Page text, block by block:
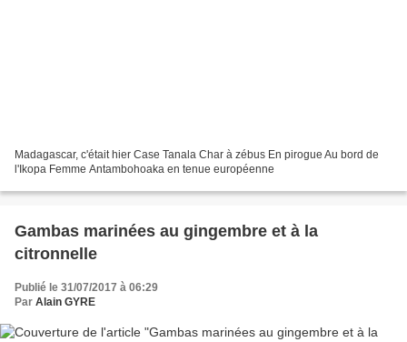
Madagascar, c'était hier Case Tanala Char à zébus En pirogue Au bord de
l'Ikopa Femme Antambohoaka en tenue européenne
Gambas marinées au gingembre et à la
citronnelle
Publié le 31/07/2017 à 06:29
Par Alain GYRE